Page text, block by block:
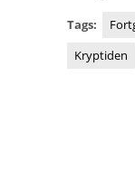
Tags:
Kryptiden